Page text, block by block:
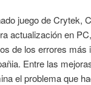
juego de Crytek,
actualización en
de los errores más
Entre las
el problema que